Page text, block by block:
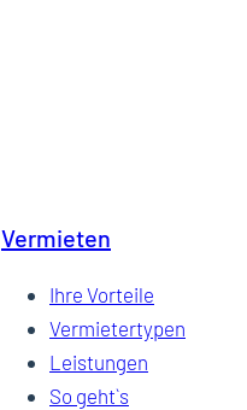
Vermieten
Ihre Vorteile
Vermietertypen
Leistungen
So geht`s